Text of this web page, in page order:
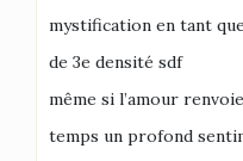
mystification en tant
de 3e densité sdf
même si l’amour
temps un profond